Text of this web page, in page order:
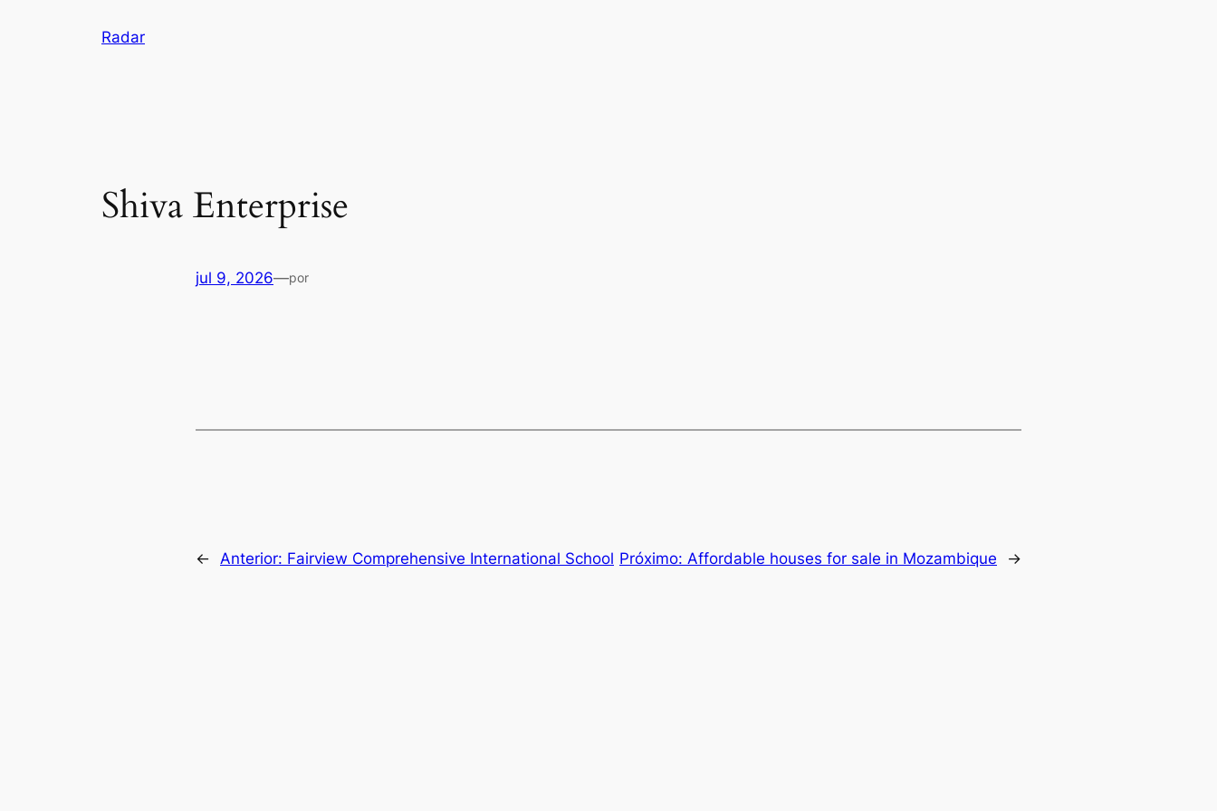
Radar
Shiva Enterprise
jul 9, 2026—por
← Anterior: Fairview Comprehensive International School Próximo: Affordable houses for sale in Mozambique →